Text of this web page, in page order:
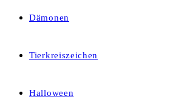
Dämonen
Tierkreiszeichen
Halloween